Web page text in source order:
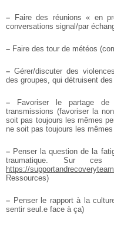
– Faire des réunions « en
conversations signal/par
– Faire des tour de météos
– Gérer/discuter des
des groupes, qui détruisent
– Favoriser le partage de
transmissions (favoriser la
soit pas toujours les mêmes
ne soit pas toujours les mêmes
– Penser la question de la
traumatique. Sur
https://
Ressources)
– Penser le rapport à la
sentir seul.e face à ça)